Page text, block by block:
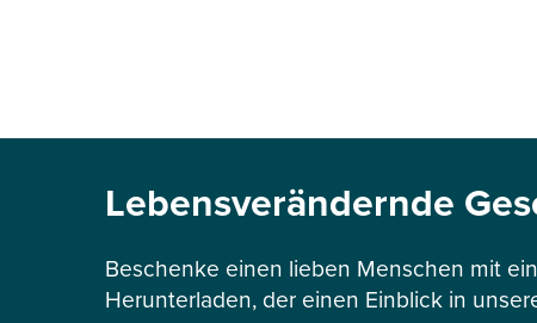
Lebensverändernde
Beschenke einen lieben Menschen mit
Herunterladen, der einen Einblick in